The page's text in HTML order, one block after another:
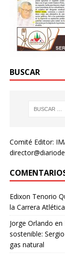
BUSCAR
Comité Editor:
Edixon Tenorio
la Carrera
Jorge Orlando en
sostenible:
gas natural